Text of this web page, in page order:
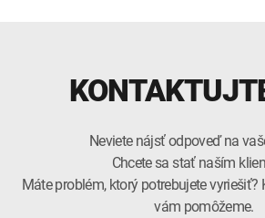
Neviete nájsť odpoveď na
Chcete sa stať naším
Máte problém, ktorý potrebujete vyriešiť?
vám pomôžeme.